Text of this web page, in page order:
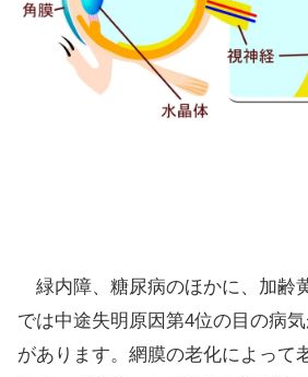
緑内障、糖尿病のほかに、加齢
では中途失明原因第4位の目の病
があります。網膜の老化によって